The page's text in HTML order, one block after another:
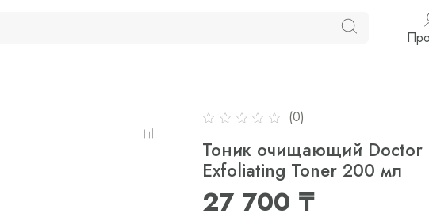
(0)
Тоник очищающий Doctor
Exfoliating Toner 200 мл
27 700 ₸